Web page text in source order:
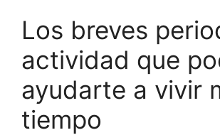
Los breves
actividad que
ayudarte a vivir
tiempo